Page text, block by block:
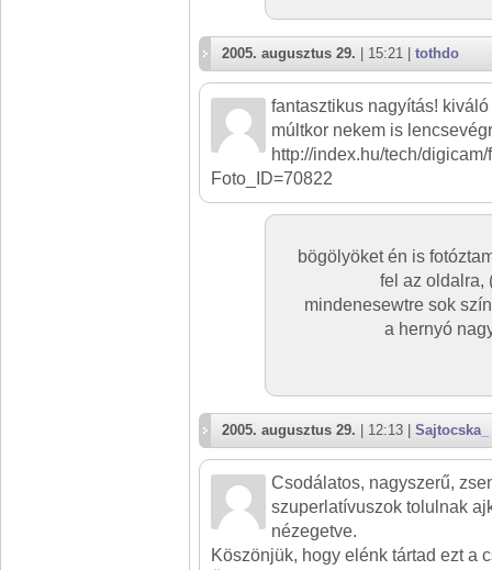
2005. augusztus 29. | 15:21 | tothdo
fantasztikus nagyítás!
múltkor nekem is
http://index.hu/tech/
Foto_ID=70822
bögölyöket én is
fel az oldalra,
mindenesewtre sok
a hernyó
2005. augusztus 29. | 12:13 | Sajtocska_
Csodálatos, nagyszerű,
szuperlatívuszok tolulnak
nézegetve.
Köszönjük, hogy elénk tártad ezt a